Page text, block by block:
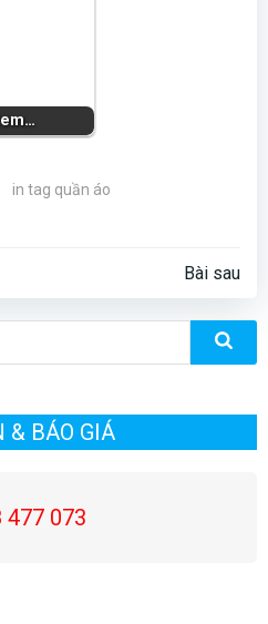
in tag quần áo
Điều
hướng
viết
Bài sau
& BÁO GIÁ
477 073